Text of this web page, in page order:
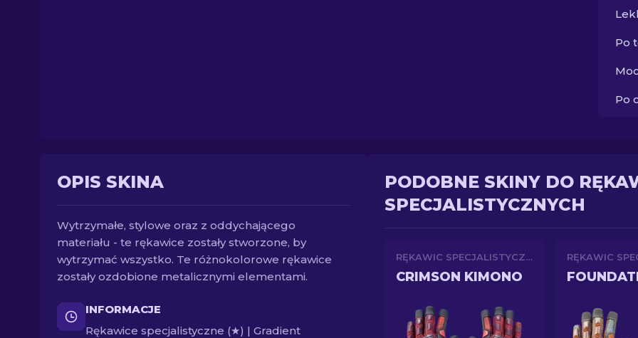
Po
Po
OPIS SKINA
Wytrzymałe, stylowe oraz z oddychającego
materiału - te rękawice zostały stworzone, by
wytrzymać wszystko. Te różnokolorowe rękawice
zostały ozdobione metalicznymi elementami.
INFORMACJE
Rękawice specjalistyczne (★) | Gradient
PODOBNE SKINY DO
SPECJALISTYCZNYCH
RĘKAWIC SPECJALISTYCZNYCH
CRIMSON KIMONO